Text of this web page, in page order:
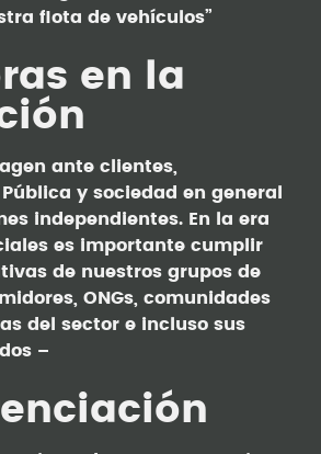
flota de vehículos”
en la
ante clientes,
y sociedad en general
independientes. En la era
es importante cumplir
de nuestros grupos de
ONGs, comunidades
del sector e incluso sus
–